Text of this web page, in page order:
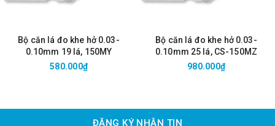
Bộ căn lá đo khe hở 0.03-
0.10mm 19 lá, 150MY
580.000₫
Bộ căn lá đo khe hở 0.03-
0.10mm 25 lá, CS-150MZ
980.000₫
ĐĂNG KÝ NHẬN TIN